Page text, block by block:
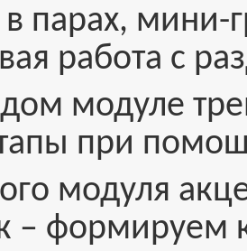
в парах, мини-
работа с
модуле
при
модуля
– формируем